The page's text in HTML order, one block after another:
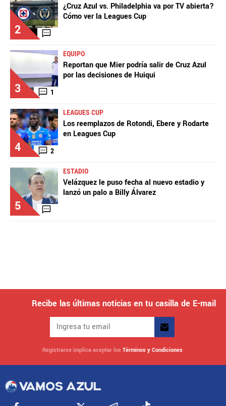
2
¿Cruz Azul vs. Philadelphia va por TV abierta?
Cómo ver la Leagues Cup
3 1
EQUIPO
Reportan que Mier podría salir de Cruz Azul
por las decisiones de Huiqui
4 2
LEAGUES CUP
Los reemplazos de Rotondi, Ebere y Rodarte
en Leagues Cup
5
ESTADIO
Velázquez le puso fecha al nuevo estadio y
lanzó un palo a Billy Álvarez
Recibe las últimas noticias en tu casilla de E-mail
Registrarse implica aceptar los Términos y Condiciones